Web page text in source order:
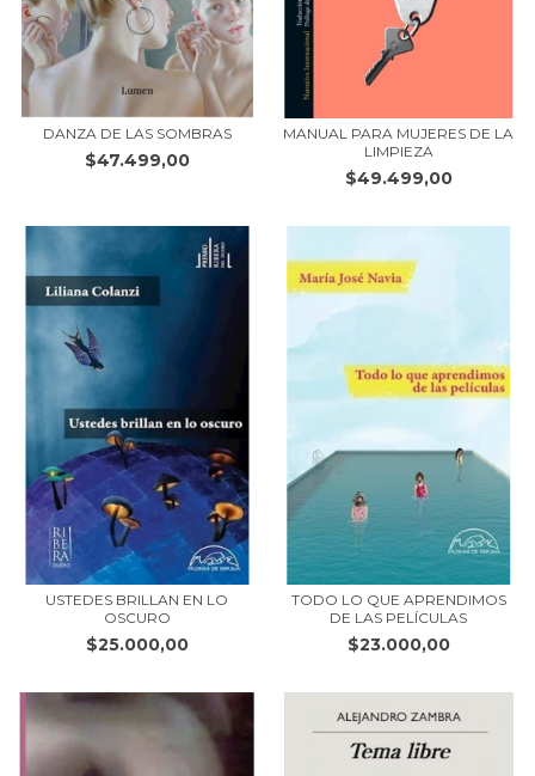
DANZA DE LAS SOMBRAS
$47.499,00
MANUAL PARA MUJERES DE LA
LIMPIEZA
$49.499,00
USTEDES BRILLAN EN LO
OSCURO
$25.000,00
TODO LO QUE APRENDIMOS
DE LAS PELÍCULAS
$23.000,00